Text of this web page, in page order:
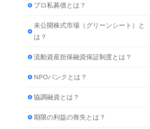
プロ私募債とは？
未公開株式市場（グリーンシート）と
は？
流動資産担保融資保証制度とは？
NPOバンクとは？
協調融資とは？
期限の利益の喪失とは？